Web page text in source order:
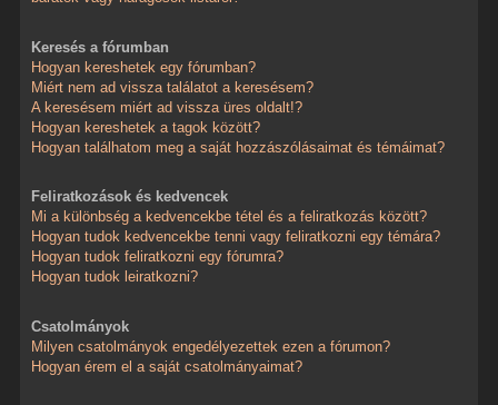
Keresés a fórumban
Hogyan kereshetek egy fórumban?
Miért nem ad vissza találatot a keresésem?
A keresésem miért ad vissza üres oldalt!?
Hogyan kereshetek a tagok között?
Hogyan találhatom meg a saját hozzászólásaimat és témáimat?
Feliratkozások és kedvencek
Mi a különbség a kedvencekbe tétel és a feliratkozás között?
Hogyan tudok kedvencekbe tenni vagy feliratkozni egy témára?
Hogyan tudok feliratkozni egy fórumra?
Hogyan tudok leiratkozni?
Csatolmányok
Milyen csatolmányok engedélyezettek ezen a fórumon?
Hogyan érem el a saját csatolmányaimat?